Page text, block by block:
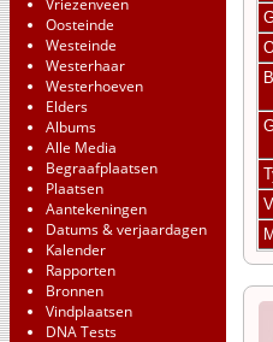
Vriezenveen
Oosteinde
Westeinde
Westerhaar
Westerhoeven
Elders
Albums
Alle Media
Begraafplaatsen
Plaatsen
Aantekeningen
Datums & verjaardagen
Kalender
Rapporten
Bronnen
Vindplaatsen
DNA Tests